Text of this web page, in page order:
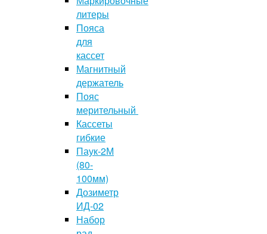
литеры
Пояса
для
кассет
Магнитный
держатель
Пояс
мерительный
Кассеты
гибкие
Паук-2М
(80-
100мм)
Дозиметр
ИД-02
Набор